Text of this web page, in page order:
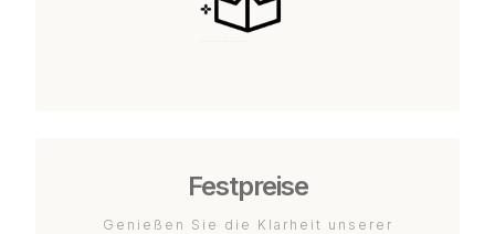
Festpreise
Genießen Sie die Klarheit unserer